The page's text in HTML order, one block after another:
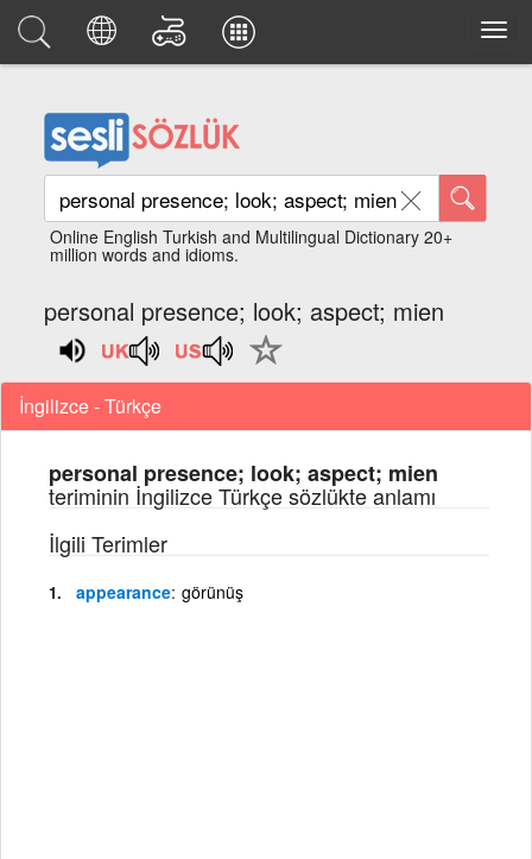
Online English Turkish and Multilingual Dictionary 20+
million words and idioms.
personal presence; look; aspect; mien
İngilizce - Türkçe
personal presence; look; aspect; mien
teriminin İngilizce Türkçe sözlükte anlamı
İlgili Terimler
appearance görünüş